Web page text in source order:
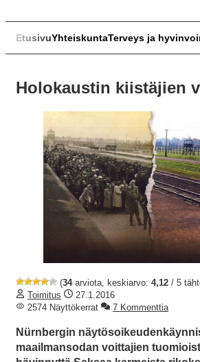
EtusivuYhteiskuntaTerveys ja
Holokaustin kiistäjien
(34arviota, keskiarvo: 4,12 / 5
Toimitus
27.1.2016
2574 Näyttökerrat
7 Kommenttia
Nürnbergin
maailmansodan voittajien